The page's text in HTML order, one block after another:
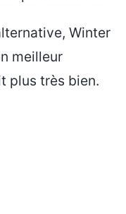
Winter
meilleur
plus très bien.